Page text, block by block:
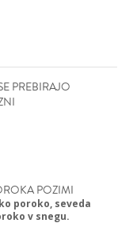
PREBIRAJO
POZIMI
poroko, seveda
v snegu.